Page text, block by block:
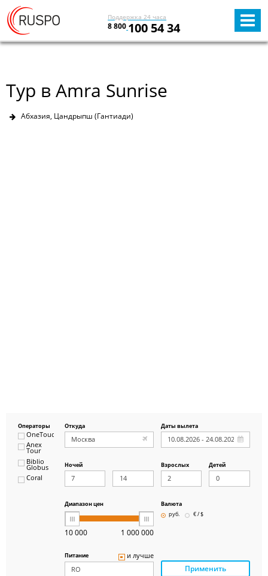
Поддержка 24 часа
8 800 100 54 34
Тур в Amra Sunrise
Абхазия, Цандрыпш (Гантиади)
Операторы
OneTouch&Travel
Anex
Tour
Biblio
Globus
Coral
Откуда Даты вылета
Ночей Взрослых Детей
Диапазон цен
10 000 1 000 000
Валюта
руб.
€ / $
Питание и лучше
Применить